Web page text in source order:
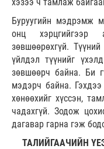
Буруугийн мэдрэмж
онц хэрцгийгээр
зөвшөөрөхгүй.
үйлдэл түүнийг
зөвшөөрч байна. Би
мэдэрч байна. Гэхдээ
хөнөөхийг хүссэн,
чадахгүй. Зодож
дагавар гарна гэж
ТАЛИЙГААЧИЙН